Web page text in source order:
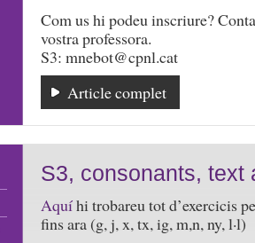
Com us hi podeu inscriure?
vostra professora.
S3: mnebot@cpnl.cat
Article complet
S3, consonants, text
Aquíhi trobareu tot d’exercicis
fins ara (g, j, x, tx, ig, m,n, ny, l·l)